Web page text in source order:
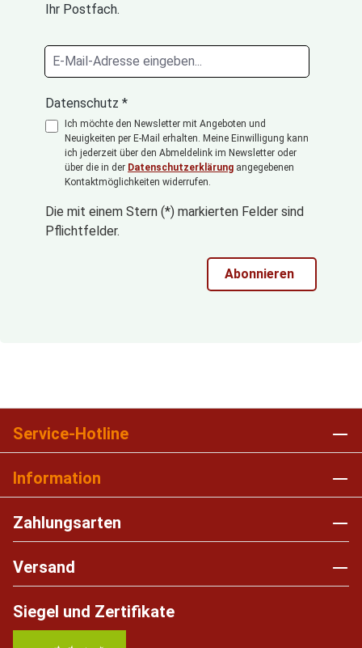
Ihr Postfach.
Datenschutz *
Ich möchte den Newsletter mit Angeboten und
Neuigkeiten per E-Mail erhalten. Meine Einwilligung kann
ich jederzeit über den Abmeldelink im Newsletter oder
über die in der Datenschutzerklärung angegebenen
Kontaktmöglichkeiten widerrufen.
Die mit einem Stern (*) markierten Felder sind
Pflichtfelder.
Abonnieren
Service-Hotline
Information
Zahlungsarten
Versand
Siegel und Zertifikate